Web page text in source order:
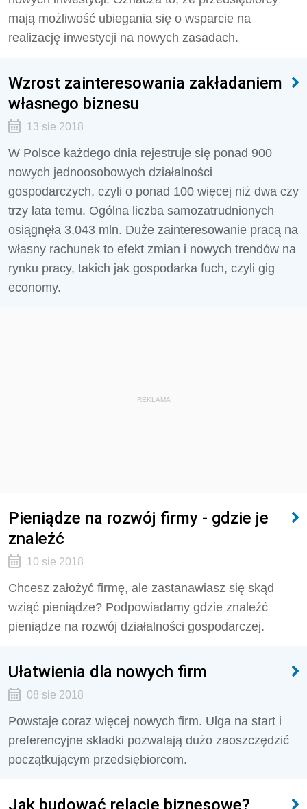
mają możliwość ubiegania się o wsparcie na
realizację inwestycji na nowych zasadach.
Wzrost zainteresowania zakładaniem
własnego biznesu
13 sie 2018
W Polsce każdego dnia rejestruje się ponad 900
nowych jednoosobowych działalności
gospodarczych, czyli o ponad 100 więcej niż dwa czy
trzy lata temu. Ogólna liczba samozatrudnionych
osiągnęła 3,043 mln. Duże zainteresowanie pracą na
własny rachunek to efekt zmian i nowych trendów na
rynku pracy, takich jak gospodarka fuch, czyli gig
economy.
REKLAMA
Pieniądze na rozwój firmy - gdzie je
znaleźć
10 sie 2018
Chcesz założyć firmę, ale zastanawiasz się skąd
wziąć pieniądze? Podpowiadamy gdzie znaleźć
pieniądze na rozwój działalności gospodarczej.
Ułatwienia dla nowych firm
08 sie 2018
Powstaje coraz więcej nowych firm. Ulga na start i
preferencyjne składki pozwalają dużo zaoszczędzić
początkującym przedsiębiorcom.
Jak budować relacje biznesowe?